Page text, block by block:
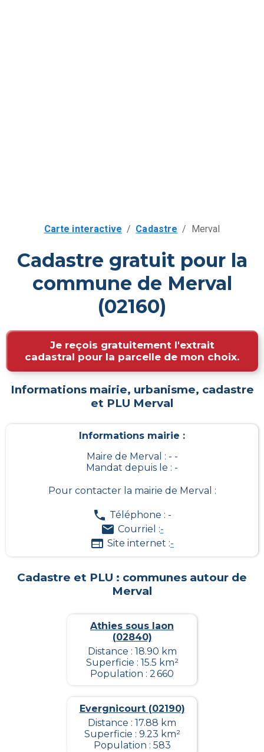
Carte interactive / Cadastre / Merval
Cadastre gratuit pour la
commune de Merval
(02160)
Je reçois gratuitement l'extrait
cadastral pour la parcelle de mon choix.
Informations mairie, urbanisme, cadastre
et PLU Merval
Informations mairie :
Maire de Merval : - -
Mandat depuis le : -
Pour contacter la mairie de Merval :
Téléphone : -
Courriel :-
Site internet :-
Cadastre et PLU : communes autour de
Merval
Athies sous laon
(02840)
Distance : 18.90 km
Superficie : 15.5 km²
Population : 2 660
Evergnicourt (02190)
Distance : 17.88 km
Superficie : 9.23 km²
Population : 583